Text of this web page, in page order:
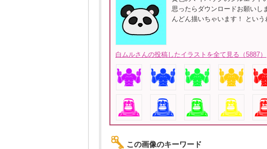
思ったらダウンロードお願いし
んどん描いちゃいます！ とい
白ムルさんの投稿したイラストを全て見る（5887）
この画像のキーワード